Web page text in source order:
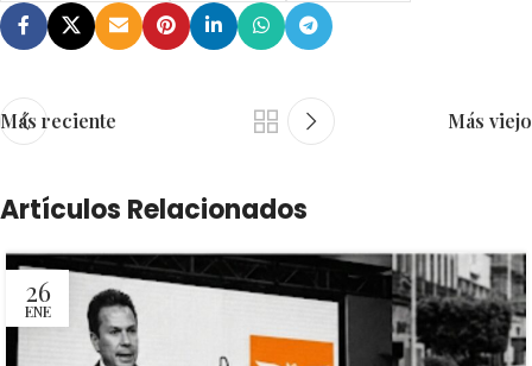
Más reciente Más viejo
Artículos Relacionados
26
ENE